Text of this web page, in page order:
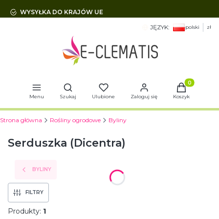
WYSYŁKA DO KRAJÓW UE
JĘZYK: polski zł
Menu
Otwórz wyszukiwarkę
Szukaj Ulubione Zaloguj się
Produkty
Koszyk
Strona główna Rośliny ogrodowe Byliny
Serduszka (Dicentra)
BYLINY
FILTRY
Produkty: 1